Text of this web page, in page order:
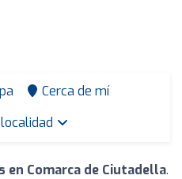
Cerca de mí
en Comarca de Ciutadella.